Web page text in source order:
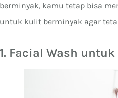
berminyak, kamu tetap bisa
untuk kulit berminyak agar
1. Facial Wash